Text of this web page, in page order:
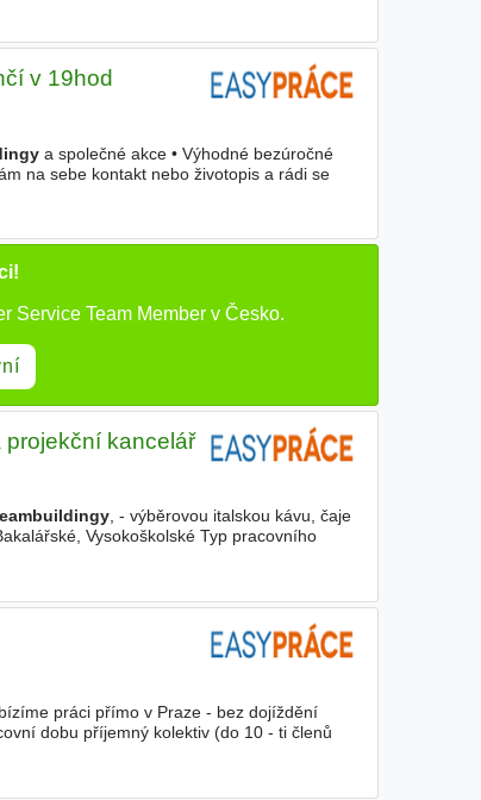
v 19hod
a společné akce • Výhodné bezúročné
na sebe kontakt nebo životopis a rádi se
Service Team Member v Česko.
kancelář
, - výběrovou italskou kávu, čaje
Vysokoškolské Typ pracovního
práci přímo v Praze - bez dojíždění
dobu příjemný kolektiv (do 10 - ti členů